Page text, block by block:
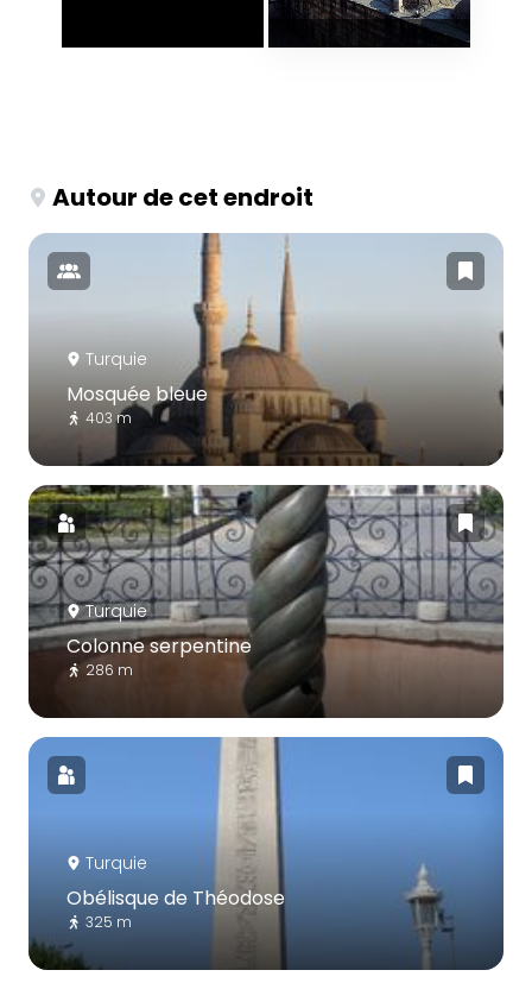
Autour de cet endroit
Turquie
Mosquée bleue
403 m
Turquie
Colonne serpentine
286 m
Turquie
Obélisque de Théodose
325 m